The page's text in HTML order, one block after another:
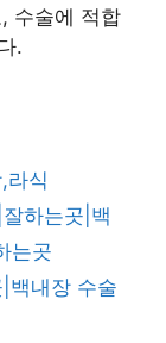
수술에 적합
.
라식
하는곳|백
는곳
백내장 수술